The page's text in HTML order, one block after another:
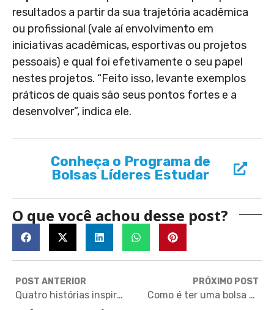
resultados a partir da sua trajetória acadêmica
ou profissional (vale aí envolvimento em
iniciativas acadêmicas, esportivas ou projetos
pessoais) e qual foi efetivamente o seu papel
nestes projetos. “Feito isso, levante exemplos
práticos de quais são seus pontos fortes e a
desenvolver”, indica ele.
Conheça o Programa de
Bolsas Líderes Estudar
O que você achou desse post?
POST ANTERIOR
Quatro histórias inspiradoras de brasileiros que estudaram fora
PRÓXIMO POST
Como é ter uma bolsa de estudo como atleta nos Estados Unidos?